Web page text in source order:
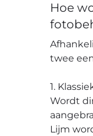
Hoe
twee
1.
Wordt
Lijm